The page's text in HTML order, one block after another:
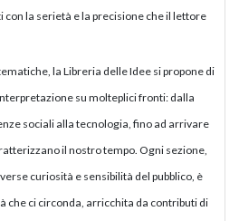
la serietà e la precisione che il lettore
la Libreria delle Idee si propone di
su molteplici fronti: dalla
sociali alla tecnologia, fino ad arrivare
il nostro tempo. Ogni sezione,
curiosità e sensibilità del pubblico, è
che ci circonda, arricchita da contributi di